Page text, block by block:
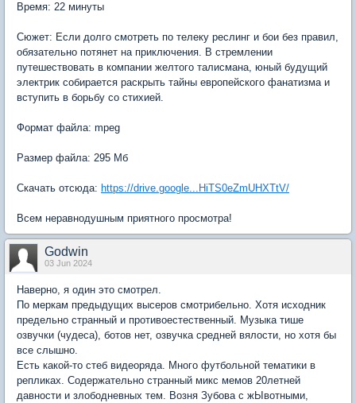
Время: 22 минуты
Сюжет: Если долго смотреть по телеку реслинг и бои без правил,
обязательно потянет на приключения. В стремлении
путешествовать в компании желтого талисмана, юный будущий
электрик собирается раскрыть тайны европейского фанатизма и
вступить в борьбу со стихией.
Формат файла: mpeg
Размер файла: 295 Мб
Скачать отсюда: https://drive.google...HiTS0eZmUHXTtV/
Всем неравнодушным приятного просмотра!
Godwin
03 Jun 2024
Наверно, я один это смотрел.
По меркам предыдущих высеров смотрибельно. Хотя исходник
предельно странный и противоестественный. Музыка тише
озвучки (чудеса), ботов нет, озвучка средней вялости, но хотя бы
все слышно.
Есть какой-то стеб видеоряда. Много футбольной тематики в
репликах. Содержательно странный микс мемов 20летней
давности и злободневных тем. Возня Зубова с жЫвотными,